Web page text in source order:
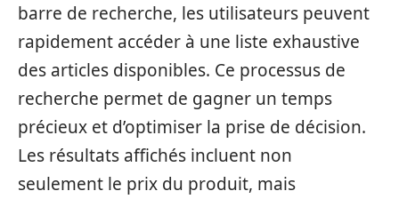
barre de recherche, les utilisateurs peuvent
rapidement accéder à une liste exhaustive
des articles disponibles. Ce processus de
recherche permet de gagner un temps
précieux et d’optimiser la prise de décision.
Les résultats affichés incluent non
seulement le prix du produit, mais